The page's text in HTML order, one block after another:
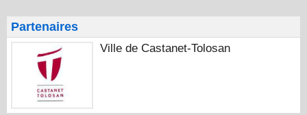
Partenaires
Ville de Castanet-Tolosan